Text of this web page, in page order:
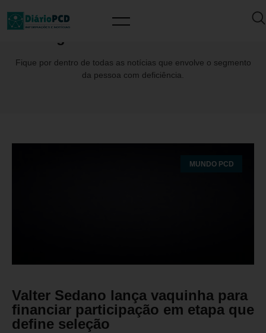
Fique por dentro de todas as notícias que envolve o segmento
da pessoa com deficiência.
MUNDO PCD
Valter Sedano lança vaquinha para
financiar participação em etapa que
define seleção